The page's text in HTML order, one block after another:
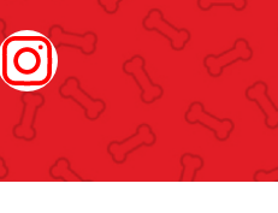
Instagram